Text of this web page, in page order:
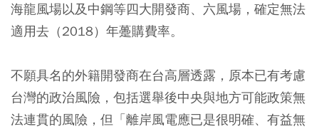
海龍風場以及中鋼等四大開發商、六風場，確定無法
適用去（2018）年躉購費率。
不願具名的外籍開發商在台高層透露，原本已有考慮
台灣的政治風險，包括選舉後中央與地方可能政策無
法連貫的風險，但「離岸風電應已是很明確、有益無